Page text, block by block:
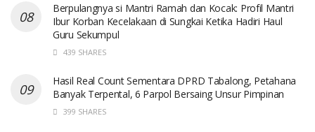
Berpulangnya si Mantri Ramah dan Kocak: Profil Mantri
Ibur Korban Kecelakaan di Sungkai Ketika Hadiri Haul
Guru Sekumpul
439 SHARES
Hasil Real Count Sementara DPRD Tabalong, Petahana
Banyak Terpental, 6 Parpol Bersaing Unsur Pimpinan
399 SHARES